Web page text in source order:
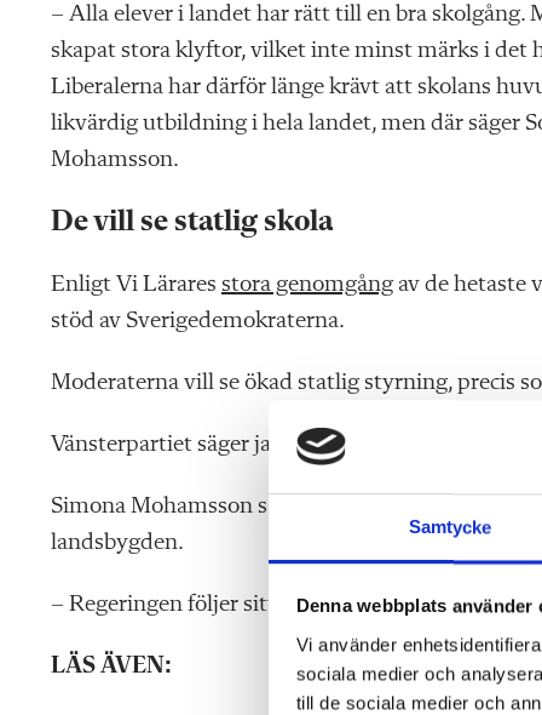
Samtycke
Denna webbplats använder
Vi använder
sociala medier och
till de sociala medier och
– Alla elever i landet har rätt till en bra
skapat stora klyftor, vilket inte minst märks i det
Liberalerna har därför länge krävt att skolans
likvärdig utbildning i hela landet, men där säger
Mohamsson.
De vill se statlig skola
Enligt Vi Lärares stora genomgång av de hetaste
stöd av Sverigedemokraterna.
Moderaterna vill se ökad statlig styrning, precis
Vänsterpartiet säger ja, men från
Simona Mohamsson säger att
landsbygden.
– Regeringen följer situationen kring
LÄS ÄVEN: